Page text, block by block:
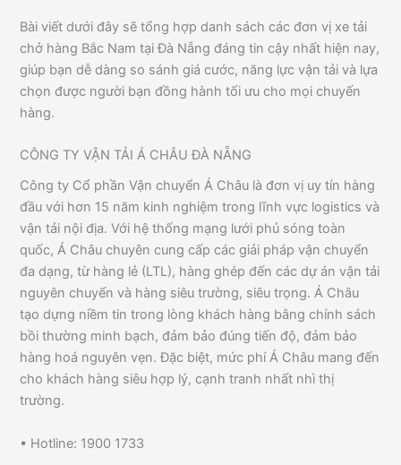
Bài viết dưới đây sẽ tổng hợp danh sách các đơn vị xe tải
chở hàng Bắc Nam tại Đà Nẵng đáng tin cậy nhất hiện nay,
giúp bạn dễ dàng so sánh giá cước, năng lực vận tải và lựa
chọn được người bạn đồng hành tối ưu cho mọi chuyến
hàng.
CÔNG TY VẬN TẢI Á CHÂU ĐÀ NẴNG
Công ty Cổ phần Vận chuyển Á Châu là đơn vị uy tín hàng
đầu với hơn 15 năm kinh nghiệm trong lĩnh vực logistics và
vận tải nội địa. Với hệ thống mạng lưới phủ sóng toàn
quốc, Á Châu chuyên cung cấp các giải pháp vận chuyển
đa dạng, từ hàng lẻ (LTL), hàng ghép đến các dự án vận tải
nguyên chuyến và hàng siêu trường, siêu trọng. Á Châu
tạo dựng niềm tin trong lòng khách hàng bằng chính sách
bồi thường minh bạch, đảm bảo đúng tiến độ, đảm bảo
hàng hoá nguyên vẹn. Đặc biệt, mức phí Á Châu mang đến
cho khách hàng siêu hợp lý, cạnh tranh nhất nhì thị
trường.
• Hotline: 1900 1733